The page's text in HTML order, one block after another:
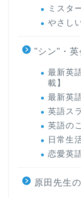
ミスタ
やさし
"シン"・英
最新英
載】
最新英
英語ス
英語の
日常生
恋愛英
原田先生